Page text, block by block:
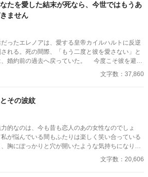
なたを愛した結末が死なら、今世ではもうあ
ません
ったエレノアは、愛する皇帝カイルハルトに反逆
れる。死の間際、「もう二度と彼を愛さない」と
、婚約前の過去へ戻っていた。 今度こそ彼を避け
、なぜか前世では冷たかった皇太子は執着するよ
いてくる。実はカイルハルトもまた前世の記憶を
度と手放さないと誓う彼。すれ違った愛が、やり
つ形を変えていく。 ※毎日21時投稿 ※元
苦手な方はご注意ください。
文字数：37,860
その波紋
的なのは、今も昔も恋人のあの女性なのでしょ
が悩んでいる間もふたりは楽しく笑い合っている
胸にぽっかりと穴が開いたような気持ちになりま
※子どもに関するセンシティブな内容があります。
文字数：20,606